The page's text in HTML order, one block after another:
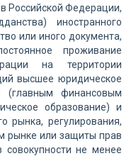
Российской Федерации,
иностранного
или иного документа,
проживание
на территории
высшее юридическое
(главным финансовым
образование) и
рынка, регулирования,
рынке или защиты прав
совокупности не менее